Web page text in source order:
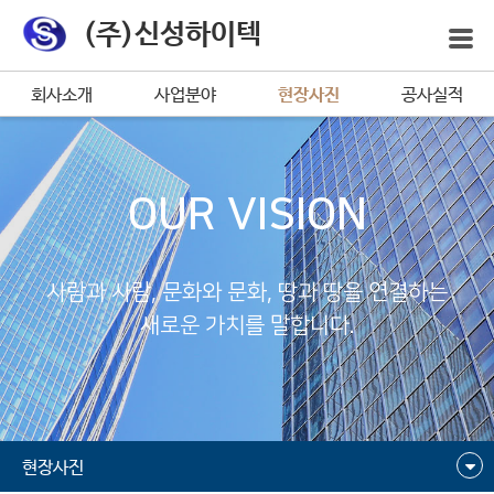
(주)신성하이텍
회사소개 사업분야 현장사진 공사실적
OUR VISION
사람과 사람, 문화와 문화, 땅과 땅을 연결하는
새로운 가치를 말합니다.
현장사진